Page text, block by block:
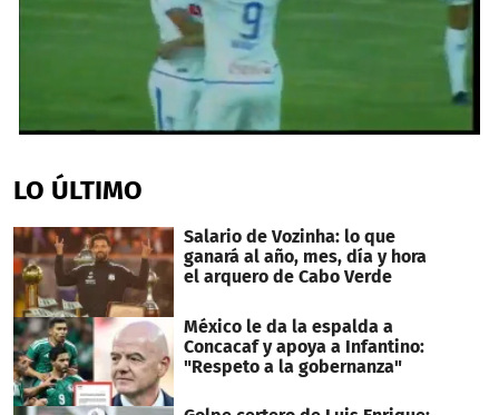
of
1
39
seconds
LO ÚLTIMO
Salario de Vozinha: lo que
ganará al año, mes, día y hora
el arquero de Cabo Verde
México le da la espalda a
Concacaf y apoya a Infantino:
"Respeto a la gobernanza"